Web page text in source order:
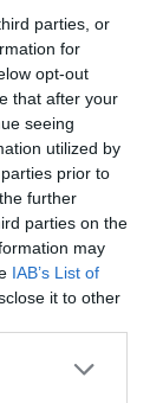
parties, or
for
opt-out
that after your
seeing
utilized by
prior to
further
parties on the
may
IAB’s List of
it to other
ελεγεία
πώς η
ριζικά τον
τον ρόλο του
με τους
από όλο
παραγωγός
της, με